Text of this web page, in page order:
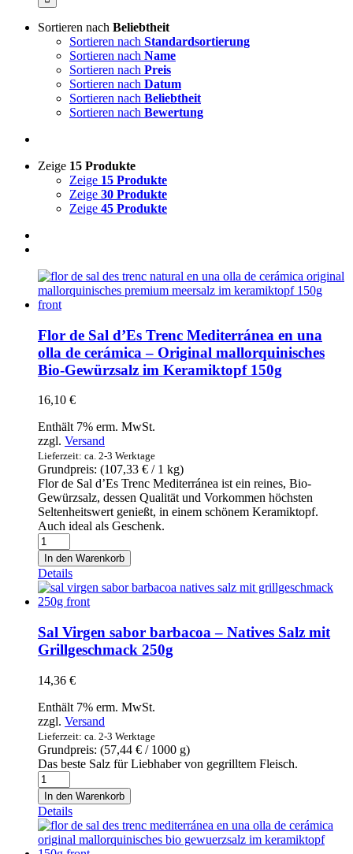
Sortieren nach Beliebtheit
Sortieren nach Standardsortierung
Sortieren nach Name
Sortieren nach Preis
Sortieren nach Datum
Sortieren nach Beliebtheit
Sortieren nach Bewertung
Zeige 15 Produkte
Zeige 15 Produkte
Zeige 30 Produkte
Zeige 45 Produkte
Flor de Sal d’Es Trenc Mediterránea en una
olla de cerámica – Original mallorquinisches
Bio-Gewürzsalz im Keramiktopf 150g
16,10 €
Enthält 7% erm. MwSt.
zzgl. Versand
Lieferzeit: ca. 2-3 Werktage
Grundpreis: (107,33 € / 1 kg)
Flor de Sal d’Es Trenc Mediterránea ist ein reines, Bio-
Gewürzsalz, dessen Qualität und Vorkommen höchsten
Seltenheitswert genießt, in einem schönem Keramiktopf.
Auch ideal als Geschenk.
Flor
de
Sal
d'Es
Trenc
Mediterránea
en
una
olla
cerámica
Original
mallorquinisches
Bio-
Gewürzsalz
im
Keramiktopf
150g
Menge
In den Warenkorb
Details
Sal Virgen sabor barbacoa – Natives Salz mit
Grillgeschmack 250g
14,36 €
Enthält 7% erm. MwSt.
zzgl. Versand
Lieferzeit: ca. 2-3 Werktage
Grundpreis: (57,44 € / 1000 g)
Das beste Salz für Liebhaber von gegrilltem Fleisch.
Sal
Virgen
sabor
barbacoa
-
Natives
In den Warenkorb
Details